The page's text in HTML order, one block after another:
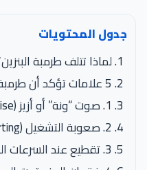
جدول المحتويات
لماذا تتلف طرمبة
5 علامات تؤكد أن طرمبة البنزين “بتودع”
1. صوت “ونة” أو أزيز (Whining Noise)
2. صعوبة التشغيل (Hard Starting)
3. تقطيع عند السرعات العالية (Sputtering)